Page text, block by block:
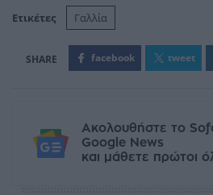
Ετικέτες Γαλλία
facebook tweet
Ακολουθήστε το
Google News
και μάθετε πρώτοι